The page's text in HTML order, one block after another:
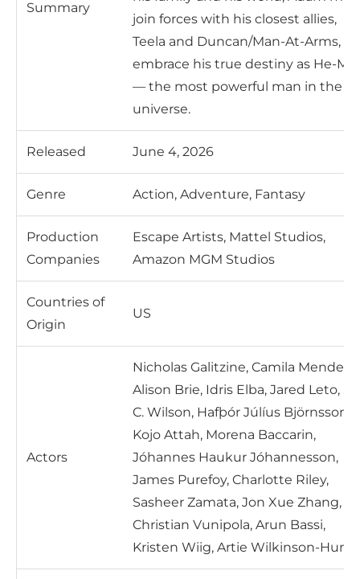
Summary
join forces with his closest allies,
Teela and Duncan/Man-At-Arms,
embrace his true destiny as He-
— the most powerful man in the
universe.
Released June 4, 2026
Genre Action, Adventure, Fantasy
Production
Companies
Escape Artists, Mattel Studios,
Amazon MGM Studios
Countries of
Origin
US
Actors
Nicholas Galitzine, Camila Mendes,
Alison Brie, Idris Elba, Jared Leto,
C. Wilson, Hafþór Júlíus Björnsson,
Kojo Attah, Morena Baccarin,
Jóhannes Haukur Jóhannesson,
James Purefoy, Charlotte Riley,
Sasheer Zamata, Jon Xue Zhang,
Christian Vunipola, Arun Bassi,
Kristen Wiig, Artie Wilkinson-Hunt